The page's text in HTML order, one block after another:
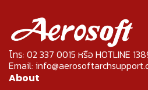
โทร: 02 337 0015 หรือ HOTLINE
Email:
About